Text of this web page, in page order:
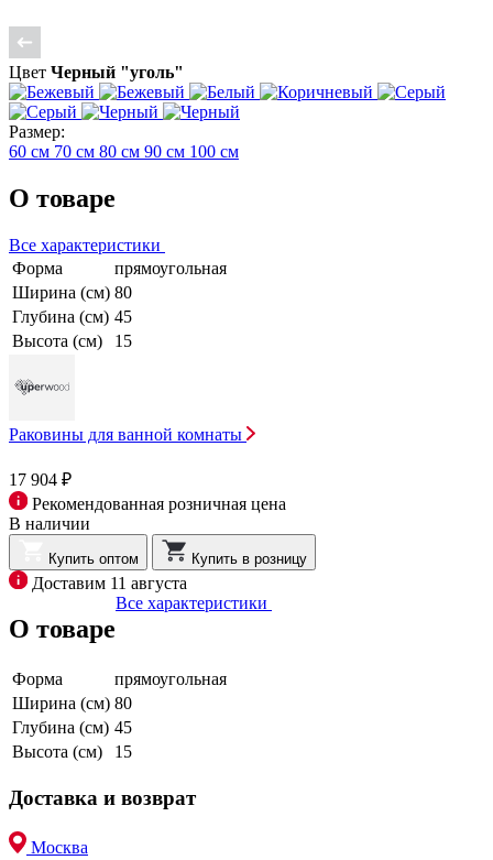
Цвет Черный "уголь"
Размер:
60 см 70 см 80 см 90 см 100 см
О товаре
Все характеристики
Форма
прямоугольная
Ширина (см) 80
Глубина (см) 45
Высота (см)
15
Раковины для ванной комнаты
17 904 ₽
Рекомендованная розничная цена
В наличии
Купить оптом Купить в розницу
Доставим 11 августа
О товаре
Все характеристики
Форма
прямоугольная
Ширина (см) 80
Глубина (см) 45
Высота (см)
15
Доставка и возврат
Москва